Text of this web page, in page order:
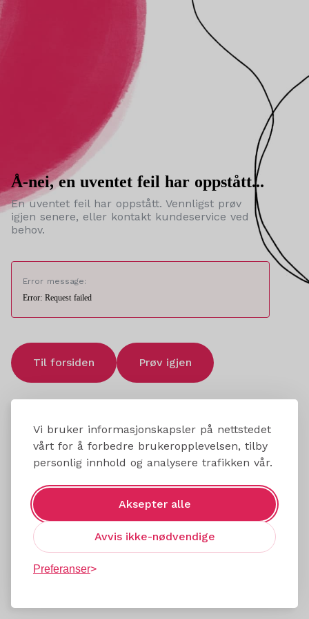
Vi bruker informasjonskapsler på nettstedet
vårt for å forbedre brukeropplevelsen, tilby
personlig innhold og analysere trafikken vår.
Aksepter alle
Avvis ikke-nødvendige
Preferanser
Å-nei, en uventet feil har oppstått...
En uventet feil har oppstått. Vennligst prøv
igjen senere, eller kontakt kundeservice ved
behov.
Error message:
Error: Request failed
Til forsiden Prøv igjen